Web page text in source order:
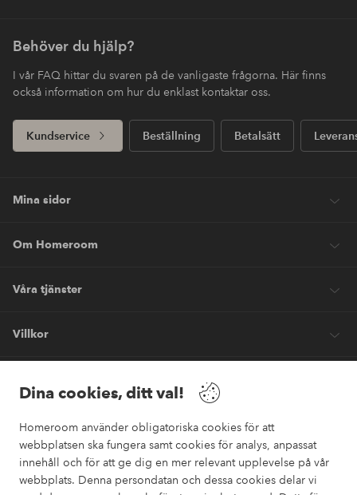
Dina cookies, ditt val!
Homeroom använder obligatoriska cookies för att
webbplatsen ska fungera samt cookies för analys, anpassat
innehåll och för att ge dig en mer relevant upplevelse på vår
webbplats. Denna persondatan och dessa cookies delar vi
Behöver du hjälp?
I vår FAQ hittar du svaren på de vanligaste frågorna. Här finns
också information om hur du enklast kontaktar oss.
Kundservice Beställning Betalsätt
Mina sidor
Om Homeroom
Våra tjänster
Villkor
Säkra betalningar